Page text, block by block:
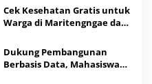
Cek Kesehatan Gratis untuk
Warga di Maritengngae dari
Unhas
Dukung Pembangunan
Berbasis Data, Mahasiswa